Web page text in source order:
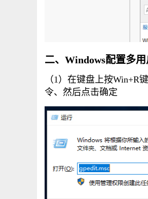
二、Windows配置多
（1） 在键盘上按Win+R
令、然后点击确定